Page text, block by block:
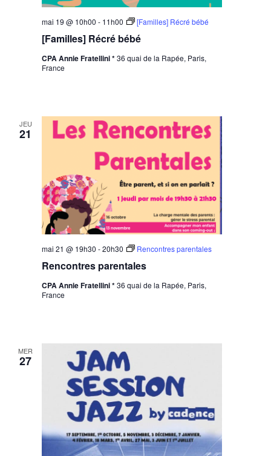
[Familles] Récré bébé
mai 19 @ 10h00 - 11h00 [Familles] Récré bébé
CPA Annie Fratellini *36 quai de la Rapée, Paris,
France
JEU
21
Rencontres parentales
mai 21 @ 19h30 -20h30 Rencontres parentales
CPA Annie Fratellini *36 quai de la Rapée, Paris,
France
MER
27